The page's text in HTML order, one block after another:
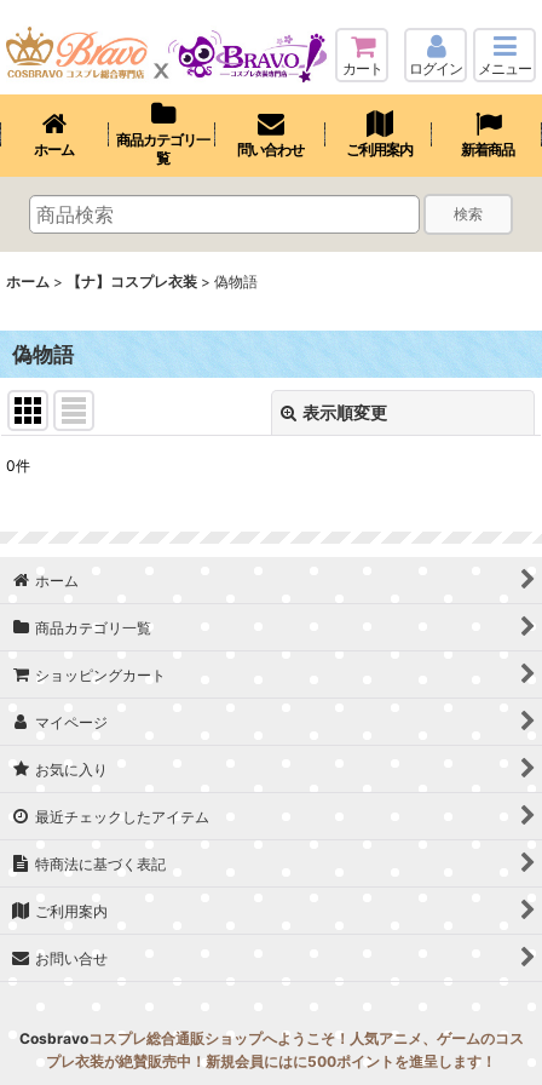
カート ログイン メニュー
ホーム
商品カテゴリ一
覧
問い合わせ ご利用案内 新着商品
検索
ホーム > 【ナ】コスプレ衣装 > 偽物語
偽物語
表示順変更
0件
ホーム
商品カテゴリ一覧
ショッピングカート
マイページ
お気に入り
最近チェックしたアイテム
特商法に基づく表記
ご利用案内
お問い合せ
Cosbravoコスプレ総合通販ショップへようこそ！人気アニメ、ゲームのコス
プレ衣装が絶賛販売中！新規会員にはに500ポイントを進呈します！